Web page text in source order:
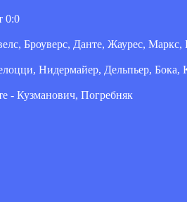
0:0
Броуверс, Данте, Жаурес,
Нидермайер, Дельпьер,
- Кузманович, Погребняк